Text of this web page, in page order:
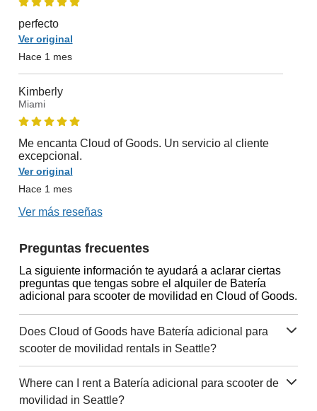
perfecto
Ver original
Hace 1 mes
Kimberly
Miami
Me encanta Cloud of Goods. Un servicio al cliente
excepcional.
Ver original
Hace 1 mes
Ver más reseñas
Preguntas frecuentes
La siguiente información te ayudará a aclarar ciertas
preguntas que tengas sobre el alquiler de Batería
adicional para scooter de movilidad en Cloud of Goods.
Does Cloud of Goods have Batería adicional para
scooter de movilidad rentals in Seattle?
Where can I rent a Batería adicional para scooter de
movilidad in Seattle?